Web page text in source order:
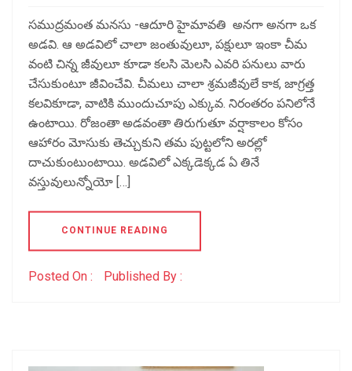
సముద్రమంత మనసు -ఆదూరి హైమావతి అనగా అనగా ఒక
అడవి. ఆ అడవిలో చాలా జంతువులూ, పక్షులూ ఇంకా చీమ
వంటి చిన్న జీవులూ కూడా కలసి మెలసి ఎవరి పనులు వారు
చేసుకుంటూ జీవించేవి. చీమలు చాలా శ్రమజీవులే కాక, జాగ్రత్త
కలవికూడా, వాటికి ముందుచూపు ఎక్కువ. నిరంతరం పనిలోనే
ఉంటాయి. రోజంతా అడవంతా తిరుగుతూ వర్షాకాలం కోసం
ఆహారం మోసుకు తెచ్చుకుని తమ పుట్టలోని అరల్లో
దాచుకుంటుంటాయి. అడవిలో ఎక్కడెక్కడ ఏ తినే
వస్తువులున్నోయో […]
CONTINUE READING
Posted On : Published By :